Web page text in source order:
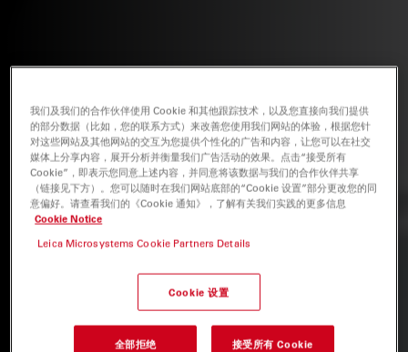
我们及我们的合作伙伴使用 Cookie 和其他跟踪技术，以及您直接向我们提供
的部分数据（比如，您的联系方式）来改善您使用我们网站的体验，根据您针
对这些网站及其他网站的交互为您提供个性化的广告和内容，让您可以在社交
媒体上分享内容，展开分析并衡量我们广告活动的效果。点击“接受所有
Cookie”，即表示您同意上述内容，并同意将该数据与我们的合作伙伴共享
（链接见下方）。您可以随时在我们网站底部的“Cookie 设置”部分更改您的同
意偏好。请查看我们的《Cookie 通知》，了解有关我们实践的更多信息
Cookie Notice
Leica Microsystems Cookie Partners Details
Cookie 设置
全部拒绝 接受所有 Cookie